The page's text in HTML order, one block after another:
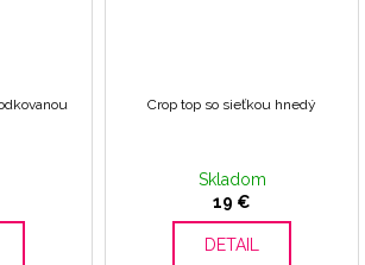
Crop top so sieťkou hnedý
Skladom
19 €
DETAIL